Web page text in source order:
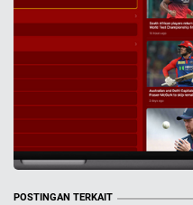
POSTINGAN TERKAIT